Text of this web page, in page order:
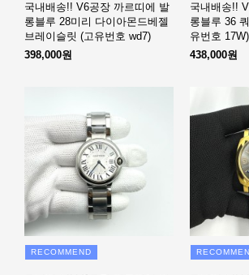
국내배송!! V6공장 까르띠에 발
롱블루 28미리 다이아몬드베젤
브레이슬릿 (고유번호 wd7)
398,000원
국내배송!!
롱블루 36
유번호 17W)
438,000원
RECOMMEND